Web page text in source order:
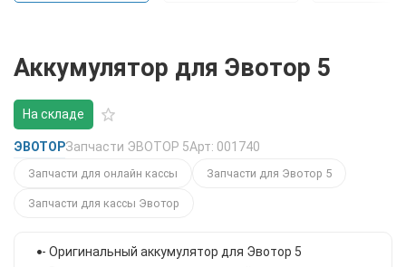
Аккумулятор для Эвотор 5
На складе
ЭВОТОРЗапчасти ЭВОТОР 5Арт: 001740
Запчасти для онлайн кассы Запчасти для Эвотор 5
Запчасти для кассы Эвотор
- Оригинальный аккумулятор для Эвотор 5